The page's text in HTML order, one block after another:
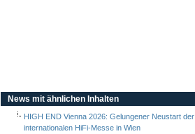
News mit ähnlichen Inhalten
HIGH END Vienna 2026: Gelungener Neustart der
internationalen HiFi-Messe in Wien